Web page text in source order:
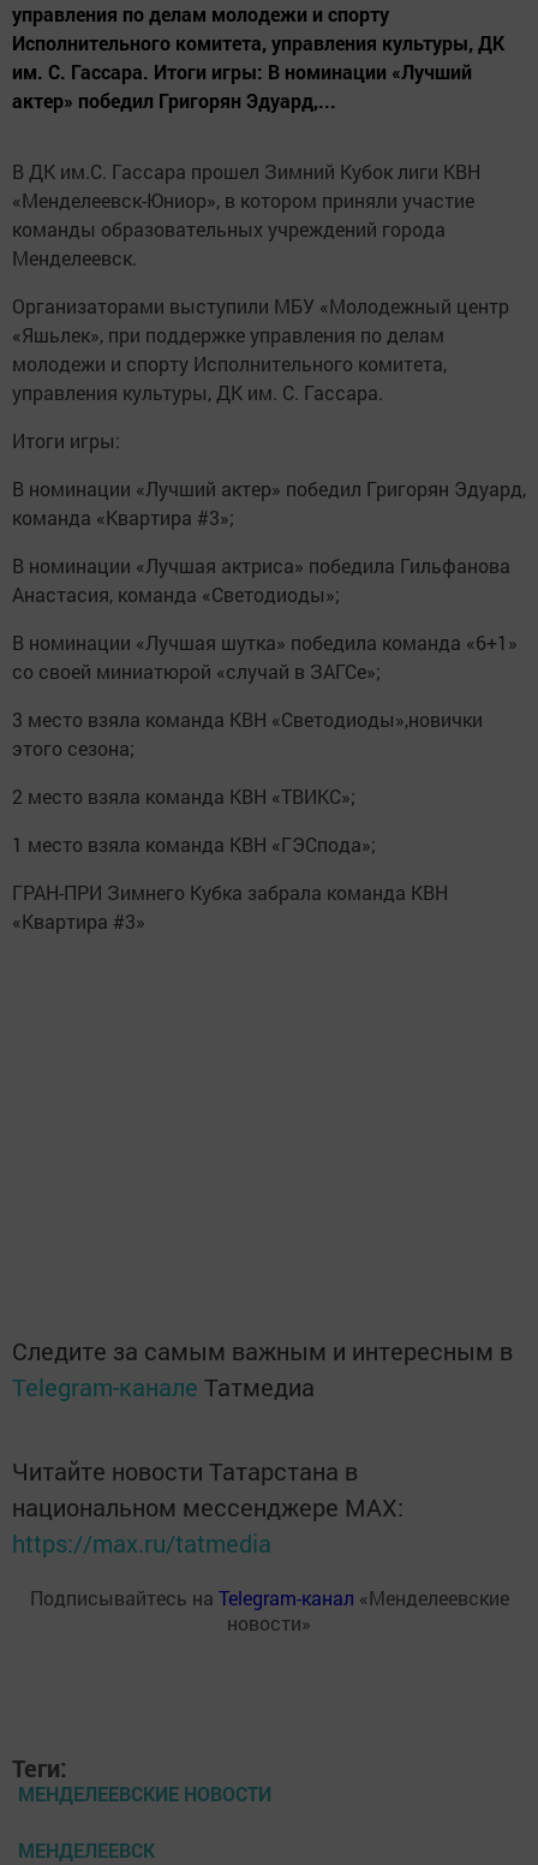
управления по делам молодежи и спорту
Исполнительного комитета, управления культуры, ДК
им. С. Гассара. Итоги игры: В номинации «Лучший
актер» победил Григорян Эдуард,...
В ДК им.С. Гассара прошел Зимний Кубок лиги КВН
«Менделеевск-Юниор», в котором приняли участие
команды образовательных учреждений города
Менделеевск.
Организаторами выступили МБУ «Молодежный центр
«Яшьлек», при поддержке управления по делам
молодежи и спорту Исполнительного комитета,
управления культуры, ДК им. С. Гассара.
Итоги игры:
В номинации «Лучший актер» победил Григорян Эдуард,
команда «Квартира #3»;
В номинации «Лучшая актриса» победила Гильфанова
Анастасия, команда «Светодиоды»;
В номинации «Лучшая шутка» победила команда «6+1»
со своей миниатюрой «случай в ЗАГСе»;
3 место взяла команда КВН «Светодиоды»,новички
этого сезона;
2 место взяла команда КВН «ТВИКС»;
1 место взяла команда КВН «ГЭСпода»;
ГРАН-ПРИ Зимнего Кубка забрала команда КВН
«Квартира #3»
Следите за самым важным и интересным в
Telegram-канале Татмедиа
Читайте новости Татарстана в
национальном мессенджере MАХ:
https://max.ru/tatmedia
Подписывайтесь на Telegram-канал «Менделеевские
новости»
Теги:
МЕНДЕЛЕЕВСКИЕ НОВОСТИ
МЕНДЕЛЕЕВСК